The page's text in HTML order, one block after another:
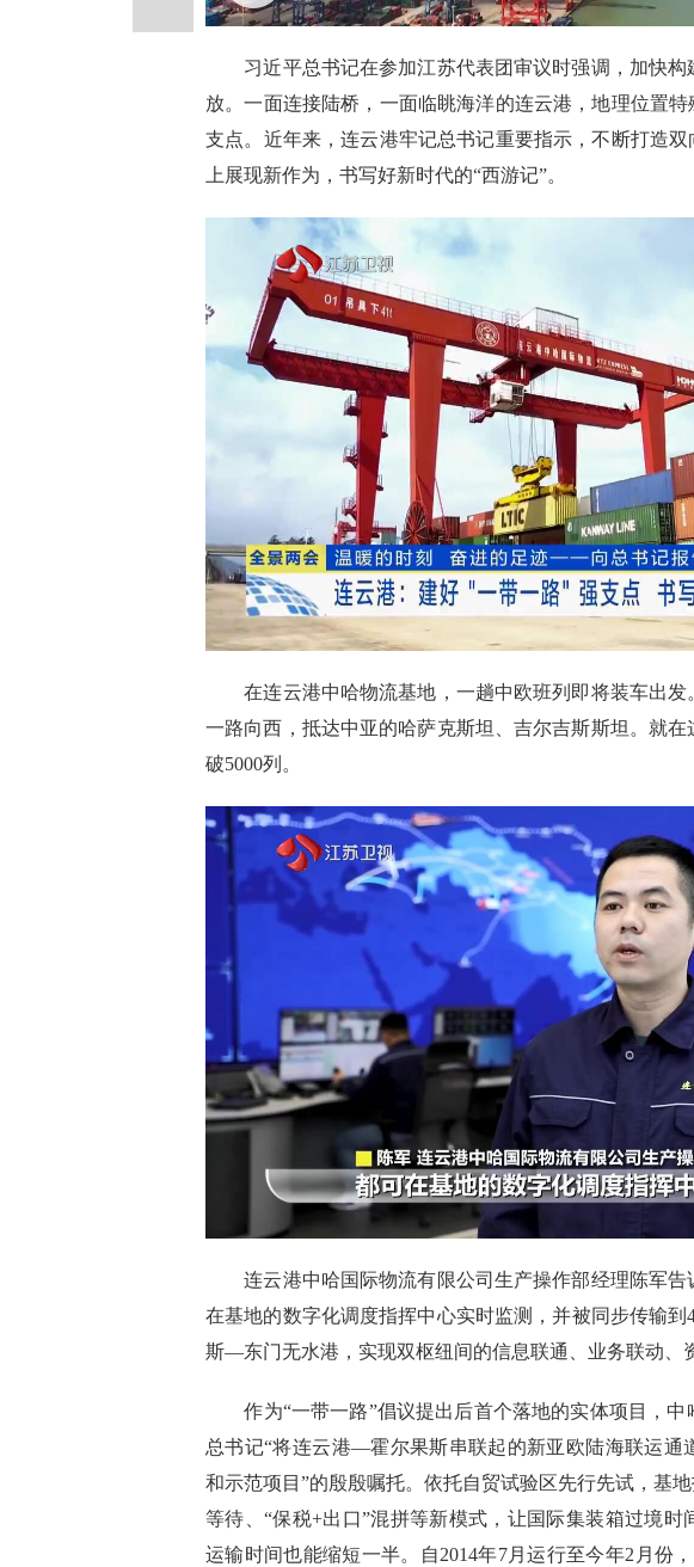
习近平总书记在参加江苏代表团审议时强调，加快构
放。一面连接陆桥，一面临眺海洋的连云港，地理位置
支点。近年来，连云港牢记总书记重要指示，不断打造
上展现新作为，书写好新时代的“西游记”。
在连云港中哈物流基地，一趟中欧班列即将装车出发
一路向西，抵达中亚的哈萨克斯坦、吉尔吉斯斯坦。就
破5000列。
连云港中哈国际物流有限公司生产操作部经理陈军告
在基地的数字化调度指挥中心实时监测，并被同步传输
斯—东门无水港，实现双枢纽间的信息联通、业务联动、
作为“一带一路”倡议提出后首个落地的实体项目，中
总书记“将连云港—霍尔果斯串联起的新亚欧陆海联运通
和示范项目”的殷殷嘱托。依托自贸试验区先行先试，基
等待、“保税+出口”混拼等新模式，让国际集装箱过境时
运输时间也能缩短一半。自2014年7月运行至今年2月份